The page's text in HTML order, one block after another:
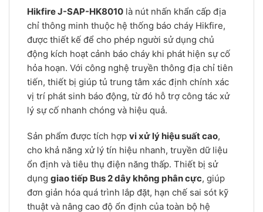
Hikfire J-SAP-HK8010 là nút nhấn khẩn cấp địa
chỉ thông minh thuộc hệ thống báo cháy Hikfire,
được thiết kế để cho phép người sử dụng chủ
động kích hoạt cảnh báo cháy khi phát hiện sự cố
hỏa hoạn. Với công nghệ truyền thông địa chỉ tiên
tiến, thiết bị giúp tủ trung tâm xác định chính xác
vị trí phát sinh báo động, từ đó hỗ trợ công tác xử
lý sự cố nhanh chóng và hiệu quả.
Sản phẩm được tích hợp vi xử lý hiệu suất cao,
cho khả năng xử lý tín hiệu nhanh, truyền dữ liệu
ổn định và tiêu thụ điện năng thấp. Thiết bị sử
dụng giao tiếp Bus 2 dây không phân cực, giúp
đơn giản hóa quá trình lắp đặt, hạn chế sai sót kỹ
thuật và nâng cao độ ổn định của toàn bộ hệ